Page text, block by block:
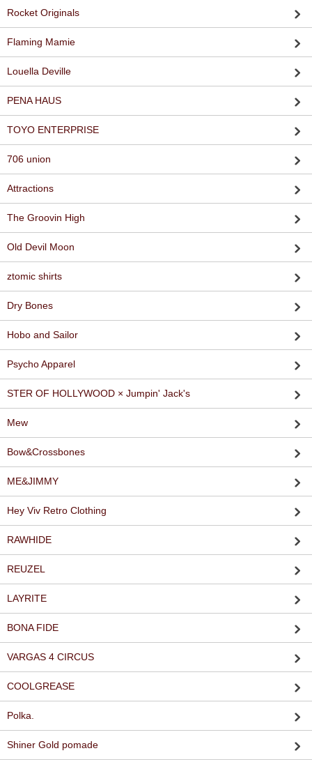
Rocket Originals
Flaming Mamie
Louella Deville
PENA HAUS
TOYO ENTERPRISE
706 union
Attractions
The Groovin High
Old Devil Moon
ztomic shirts
Dry Bones
Hobo and Sailor
Psycho Apparel
STER OF HOLLYWOOD × Jumpin' Jack's
Mew
Bow&Crossbones
ME&JIMMY
Hey Viv Retro Clothing
RAWHIDE
REUZEL
LAYRITE
BONA FIDE
VARGAS 4 CIRCUS
COOLGREASE
Polka.
Shiner Gold pomade